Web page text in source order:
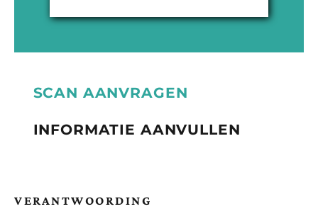
SCAN AANVRAGEN
INFORMATIE AANVULLEN
VERANTWOORDING